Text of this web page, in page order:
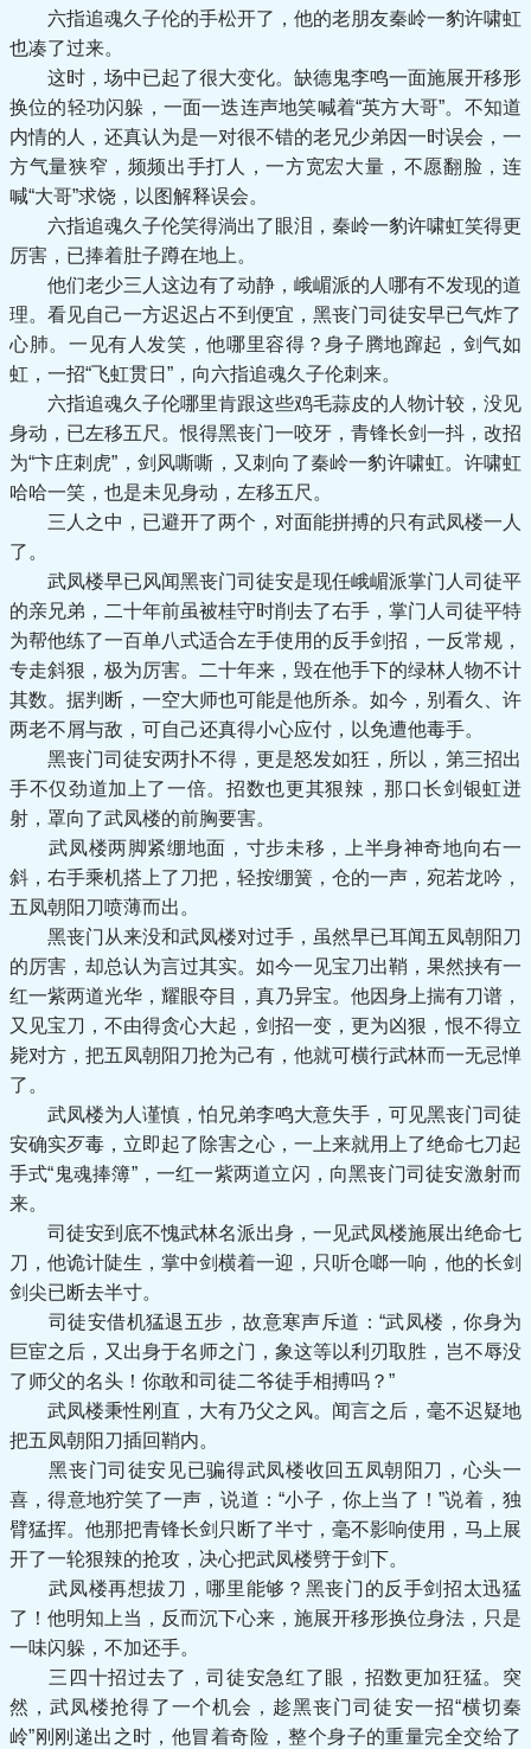
六指追魂久子伦的手松开了，他的老朋友秦岭一豹许啸虹
也凑了过来。
这时，场中已起了很大变化。缺德鬼李鸣一面施展开移形
换位的轻功闪躲，一面一迭连声地笑喊着“英方大哥”。不知道
内情的人，还真认为是一对很不错的老兄少弟因一时误会，一
方气量狭窄，频频出手打人，一方宽宏大量，不愿翻脸，连
喊“大哥”求饶，以图解释误会。
六指追魂久子伦笑得淌出了眼泪，秦岭一豹许啸虹笑得更
厉害，已捧着肚子蹲在地上。
他们老少三人这边有了动静，峨嵋派的人哪有不发现的道
理。看见自己一方迟迟占不到便宜，黑丧门司徒安早已气炸了
心肺。一见有人发笑，他哪里容得？身子腾地蹿起，剑气如
虹，一招“飞虹贯日”，向六指追魂久子伦刺来。
六指追魂久子伦哪里肯跟这些鸡毛蒜皮的人物计较，没见
身动，已左移五尺。恨得黑丧门一咬牙，青锋长剑一抖，改招
为“卞庄刺虎”，剑风嘶嘶，又刺向了秦岭一豹许啸虹。许啸虹
哈哈一笑，也是未见身动，左移五尺。
三人之中，已避开了两个，对面能拼搏的只有武凤楼一人
了。
武凤楼早已风闻黑丧门司徒安是现任峨嵋派掌门人司徒平
的亲兄弟，二十年前虽被桂守时削去了右手，掌门人司徒平特
为帮他练了一百单八式适合左手使用的反手剑招，一反常规，
专走斜狠，极为厉害。二十年来，毁在他手下的绿林人物不计
其数。据判断，一空大师也可能是他所杀。如今，别看久、许
两老不屑与敌，可自己还真得小心应付，以免遭他毒手。
黑丧门司徒安两扑不得，更是怒发如狂，所以，第三招出
手不仅劲道加上了一倍。招数也更其狠辣，那口长剑银虹迸
射，罩向了武凤楼的前胸要害。
武凤楼两脚紧绷地面，寸步未移，上半身神奇地向右一
斜，右手乘机搭上了刀把，轻按绷簧，仓的一声，宛若龙吟，
五凤朝阳刀喷薄而出。
黑丧门从来没和武凤楼对过手，虽然早已耳闻五凤朝阳刀
的厉害，却总认为言过其实。如今一见宝刀出鞘，果然挟有一
红一紫两道光华，耀眼夺目，真乃异宝。他因身上揣有刀谱，
又见宝刀，不由得贪心大起，剑招一变，更为凶狠，恨不得立
毙对方，把五凤朝阳刀抢为己有，他就可横行武林而一无忌惮
了。
武凤楼为人谨慎，怕兄弟李鸣大意失手，可见黑丧门司徒
安确实歹毒，立即起了除害之心，一上来就用上了绝命七刀起
手式“鬼魂捧簿”，一红一紫两道立闪，向黑丧门司徒安激射而
来。
司徒安到底不愧武林名派出身，一见武凤楼施展出绝命七
刀，他诡计陡生，掌中剑横着一迎，只听仓啷一响，他的长剑
剑尖已断去半寸。
司徒安借机猛退五步，故意寒声斥道：“武凤楼，你身为
巨宦之后，又出身于名师之门，象这等以利刃取胜，岂不辱没
了师父的名头！你敢和司徒二爷徒手相搏吗？”
武凤楼秉性刚直，大有乃父之风。闻言之后，毫不迟疑地
把五凤朝阳刀插回鞘内。
黑丧门司徒安见已骗得武凤楼收回五凤朝阳刀，心头一
喜，得意地狞笑了一声，说道：“小子，你上当了！”说着，独
臂猛挥。他那把青锋长剑只断了半寸，毫不影响使用，马上展
开了一轮狠辣的抢攻，决心把武凤楼劈于剑下。
武凤楼再想拔刀，哪里能够？黑丧门的反手剑招太迅猛
了！他明知上当，反而沉下心来，施展开移形换位身法，只是
一味闪躲，不加还手。
三四十招过去了，司徒安急红了眼，招数更加狂猛。突
然，武凤楼抢得了一个机会，趁黑丧门司徒安一招“横切秦
岭”刚刚递出之时，他冒着奇险，整个身子的重量完全交给了